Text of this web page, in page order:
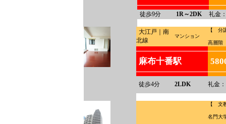
徒歩9分 1R～2DK 礼金
大江戸｜南
北線
マンション
【 分
高層階
麻布十番駅
徒歩4分 2LDK 礼金
【 文
名門大